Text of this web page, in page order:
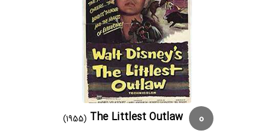
0
The Littlest Outlaw
(1955)